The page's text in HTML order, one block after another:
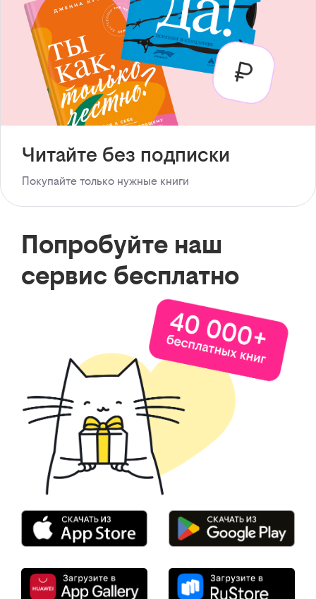
Читайте без подписки
Покупайте только нужные книги
Попробуйте наш
сервис бесплатно